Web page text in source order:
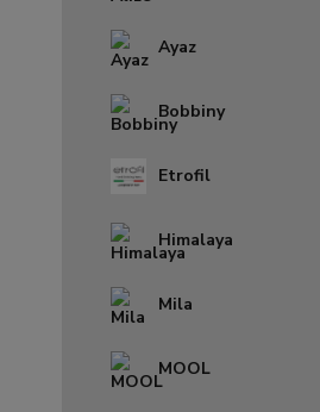
Ayaz
Bobbiny
Etrofil
Himalaya
Mila
MOOL